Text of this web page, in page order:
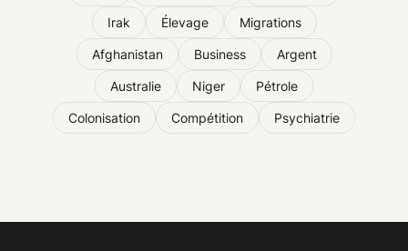
Irak Élevage Migrations
Afghanistan Business Argent
Australie Niger Pétrole
Colonisation Compétition Psychiatrie